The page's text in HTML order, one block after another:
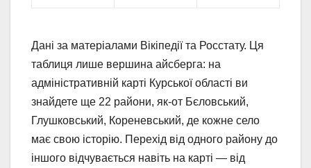
Дані за матеріалами Вікіпедії та Росстату. Ця
таблиця лише вершина айсберга: на
адміністративній карті Курської області ви
знайдете ще 22 райони, як-от Бєловський,
Глушковський, Кореневський, де кожне село
має свою історію. Перехід від одного району до
іншого відчувається навіть на карті — від